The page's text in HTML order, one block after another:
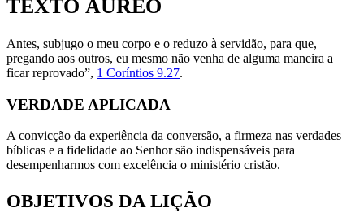
TEXTO ÁUREO
Antes, subjugo o meu corpo e o reduzo à servidão, para que,
pregando aos outros, eu mesmo não venha de alguma maneira a
ficar reprovado”, 1 Coríntios 9.27.
VERDADE APLICADA
A convicção da experiência da conversão, a firmeza nas verdades
bíblicas e a fidelidade ao Senhor são indispensáveis para
desempenharmos com excelência o ministério cristão.
OBJETIVOS DA LIÇÃO